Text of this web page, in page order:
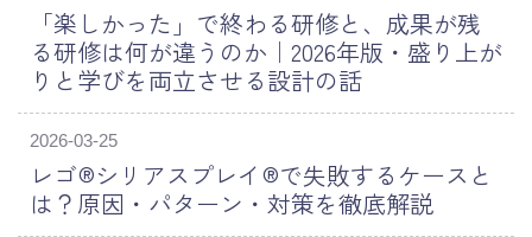
「楽しかった」で終わる研修と、成果が残
る研修は何が違うのか｜2026年版・盛り上が
りと学びを両立させる設計の話
2026-03-25
レゴ®シリアスプレイ®で失敗するケースと
は？原因・パターン・対策を徹底解説